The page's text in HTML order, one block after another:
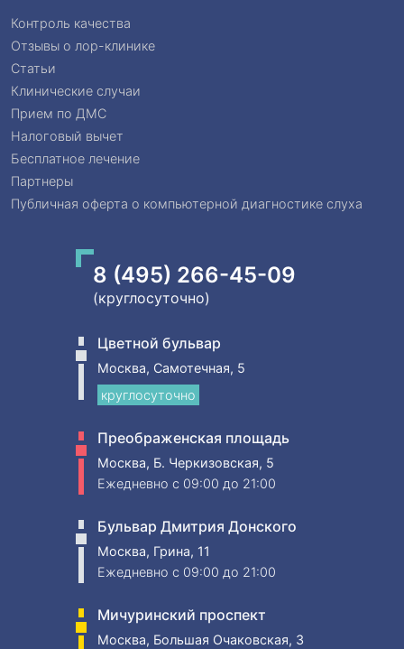
Контроль качества
Отзывы о лор-клинике
Статьи
Клинические случаи
Прием по ДМС
Налоговый вычет
Бесплатное лечение
Партнеры
Публичная оферта о компьютерной диагностике слуха
8 (495) 266-45-09
(круглосуточно)
Цветной бульвар
Москва, Самотечная, 5
круглосуточно
Преображенская площадь
Москва, Б. Черкизовская, 5
Ежедневно c 09:00 до 21:00
Бульвар Дмитрия Донского
Москва, Грина, 11
Ежедневно c 09:00 до 21:00
Мичуринский проспект
Москва, Большая Очаковская, 3